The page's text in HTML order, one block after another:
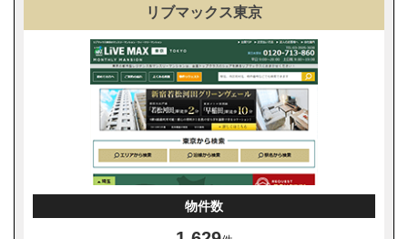
リブマックス東京
物件数